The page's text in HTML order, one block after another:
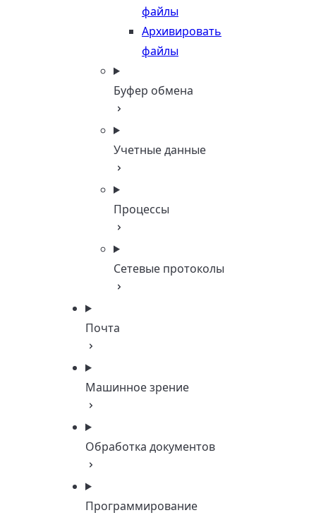
файлы
Архивировать
файлы
Буфер обмена
Учетные данные
Процессы
Сетевые протоколы
Почта
Машинное зрение
Обработка документов
Программирование